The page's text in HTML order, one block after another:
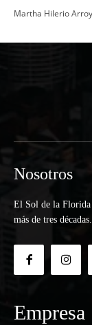
Martha Hilerio
Nosotros
El Sol de la Florida
más de tres
Empresa